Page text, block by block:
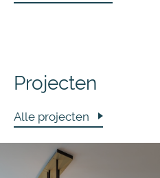
Projecten
Alle projecten